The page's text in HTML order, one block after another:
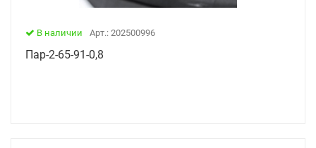
В наличии Арт.: 202500996
Пар-2-65-91-0,8